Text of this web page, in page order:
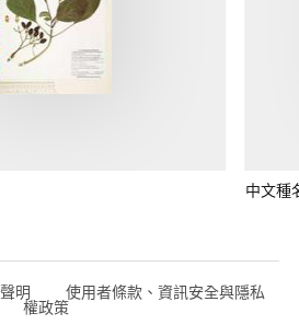
中文種
明 使用者條款、資訊安全與隱私
權政策